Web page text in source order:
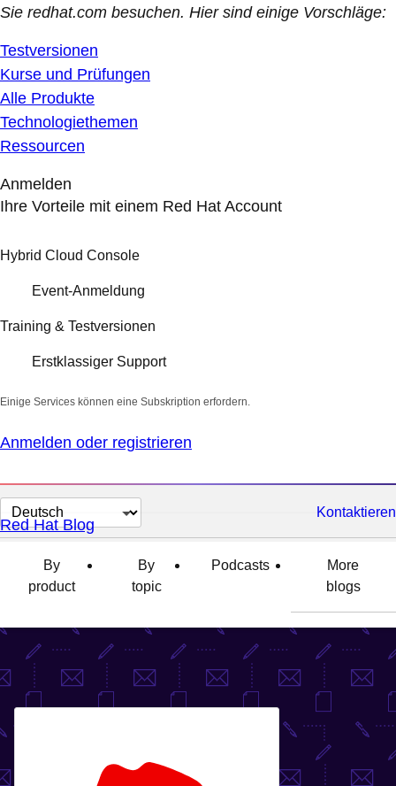
Sie redhat.com besuchen. Hier sind einige Vorschläge:
Testversionen
Kurse und Prüfungen
Alle Produkte
Technologiethemen
Ressourcen
Anmelden
Ihre Vorteile mit einem Red Hat Account
Hybrid Cloud Console
Event-Anmeldung
Training & Testversionen
Erstklassiger Support
Einige Services können eine Subskription erfordern.
Anmelden oder registrieren
Sprache
auswählen
Kontaktieren
Red Hat Blog
By
product
By
topic
Podcasts
More
blogs